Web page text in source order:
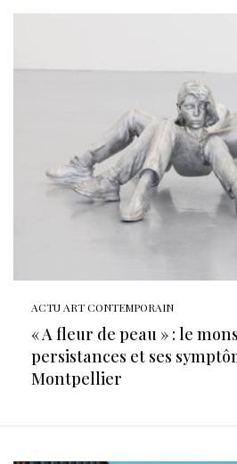
ACTU ART CONTEMPORAIN
« A fleur de peau » : le
persistances et ses
Montpellier